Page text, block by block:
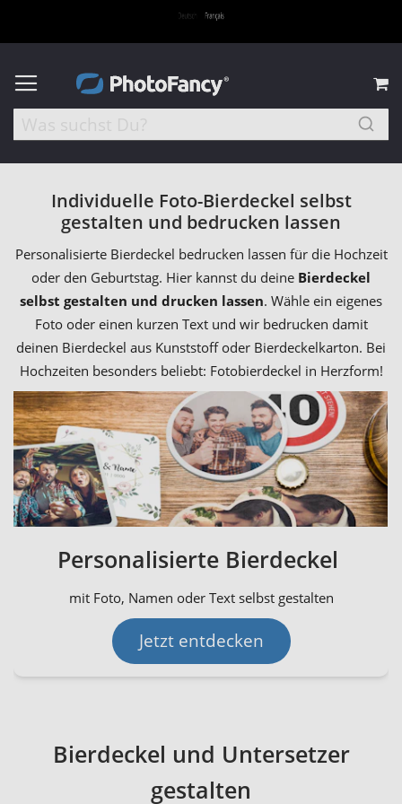
Individuelle Foto-Bierdeckel selbst
gestalten und bedrucken lassen
Personalisierte Bierdeckel bedrucken lassen für die Hochzeit
oder den Geburtstag. Hier kannst du deine Bierdeckel
selbst gestalten und drucken lassen. Wähle ein eigenes
Foto oder einen kurzen Text und wir bedrucken damit
deinen Bierdeckel aus Kunststoff oder Bierdeckelkarton. Bei
Hochzeiten besonders beliebt: Fotobierdeckel in Herzform!
Personalisierte Bierdeckel
mit Foto, Namen oder Text selbst gestalten
Jetzt entdecken
Bierdeckel und Untersetzer
gestalten